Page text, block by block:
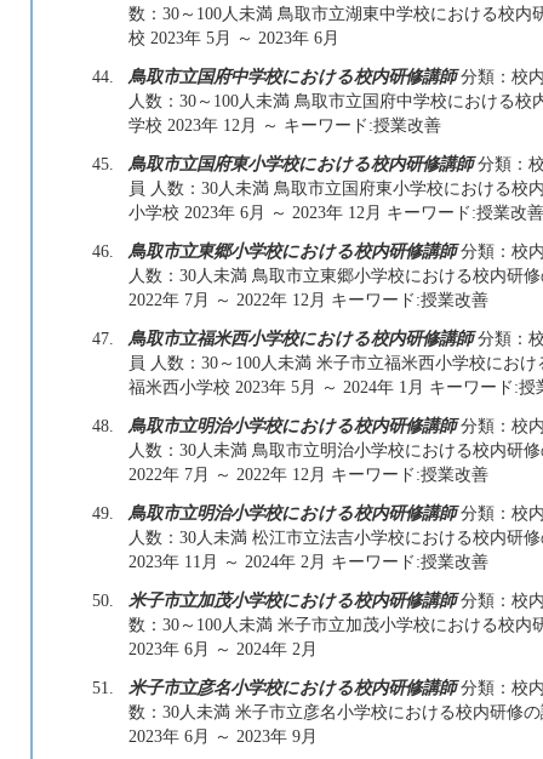
数：30～100人未満 鳥取市立湖東中学校における校
校 2023年 5月 ～ 2023年 6月
44.
鳥取市立国府中学校における校内研修講師分類：校
人数：30～100人未満 鳥取市立国府中学校における
学校 2023年 12月 ～ キーワード:授業改善
45.
鳥取市立国府東小学校における校内研修講師分類：
員 人数：30人未満 鳥取市立国府東小学校における校
小学校 2023年 6月 ～ 2023年 12月 キーワード:授業改善
46.
鳥取市立東郷小学校における校内研修講師分類：校
人数：30人未満 鳥取市立東郷小学校における校内研
2022年 7月 ～ 2022年 12月 キーワード:授業改善
47.
鳥取市立福米西小学校における校内研修講師分類：
員 人数：30～100人未満 米子市立福米西小学校にお
福米西小学校 2023年 5月 ～ 2024年 1月 キーワード:授
48.
鳥取市立明治小学校における校内研修講師分類：校
人数：30人未満 鳥取市立明治小学校における校内研
2022年 7月 ～ 2022年 12月 キーワード:授業改善
49.
鳥取市立明治小学校における校内研修講師分類：校
人数：30人未満 松江市立法吉小学校における校内研
2023年 11月 ～ 2024年 2月 キーワード:授業改善
50.
米子市立加茂小学校における校内研修講師分類：校
数：30～100人未満 米子市立加茂小学校における校
2023年 6月 ～ 2024年 2月
51.
米子市立彦名小学校における校内研修講師分類：校
数：30人未満 米子市立彦名小学校における校内研修
2023年 6月 ～ 2023年 9月